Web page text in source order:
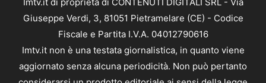
Giuseppe Verdi, 3, 81051 Pietramelare (CE) - Codice
Fiscale e Partita I.V.A. 04012790616
Imtv.it non è una testata giornalistica, in quanto viene
aggiornato senza alcuna periodicità. Non può pertanto
considerarsi un prodotto editoriale ai sensi della legge